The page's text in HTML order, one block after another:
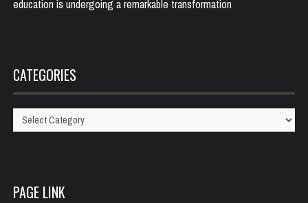
education is undergoing a remarkable transformation
CATEGORIES
Categories
PAGE LINK